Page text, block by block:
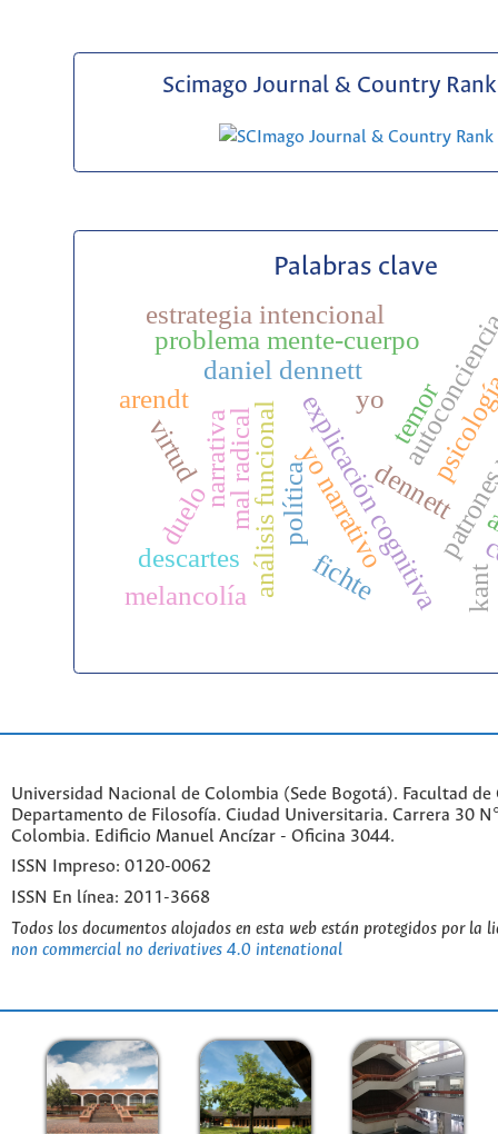
Scimago Journal & Country Rank
Palabras clave
dennett
explicación cognitiva
análisis funcional
daniel dennett
yo
narrativa yo narrativo
problema mente-cuerpo
estrategia intencional
descartes
política
melancolía
duelo
temor
kant
fichte
arendt
virtud mal radical
Universidad Nacional de Colombia (Sede Bogotá). Facultad de
Departamento de Filosofía. Ciudad Universitaria. Carrera 30
Colombia. Edificio Manuel Ancízar - Oficina 3044.
ISSN Impreso: 0120-0062
ISSN En línea: 2011-3668
Todos los documentos alojados en esta web están protegidos por la
non commercial no derivatives 4.0 intenational